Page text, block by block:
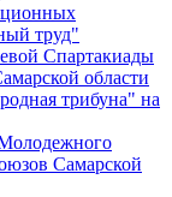
труд"
Спартакиады
области
трибуна" на
Самарской